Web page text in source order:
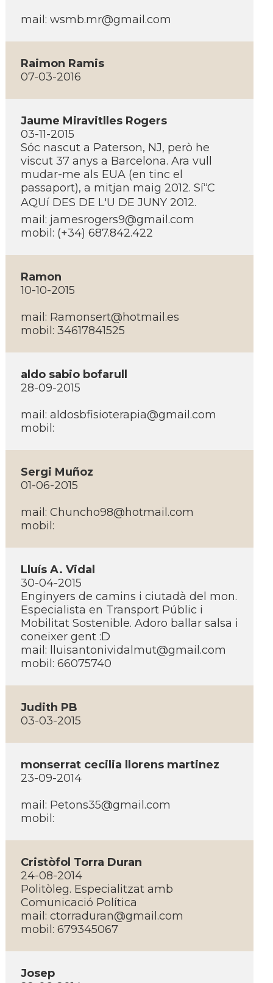
mail: wsmb.mr@gmail.com
Raimon Ramis
07-03-2016
Jaume Miravitlles Rogers
03-11-2015
Sóc nascut a Paterson, NJ, però he
viscut 37 anys a Barcelona. Ara vull
mudar-me als EUA (en tinc el
passaport), a mitjan maig 2012. Sí“C
AQUí DES DE L'U DE JUNY 2012.
mail: jamesrogers9@gmail.com
mobil: (+34) 687.842.422
Ramon
10-10-2015
mail: Ramonsert@hotmail.es
mobil: 34617841525
aldo sabio bofarull
28-09-2015
mail: aldosbfisioterapia@gmail.com
mobil:
Sergi Muñoz
01-06-2015
mail: Chuncho98@hotmail.com
mobil:
Lluí­s A. Vidal
30-04-2015
Enginyers de camins i ciutadà del mon.
Especialista en Transport Públic i
Mobilitat Sostenible. Adoro ballar salsa i
coneixer gent :D
mail:
lluisantonividalmut@gmail.com
mobil: 66075740
Judith PB
03-03-2015
monserrat cecilia llorens martinez
23-09-2014
mail: Petons35@gmail.com
mobil:
Cristòfol Torra Duran
24-08-2014
Politòleg. Especialitzat amb
Comunicació Polí­tica
mail: ctorraduran@gmail.com
mobil: 679345067
Josep